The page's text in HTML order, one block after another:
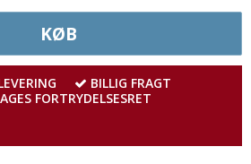
KØB
BILLIG FRAGT
FORTRYDELSESRET